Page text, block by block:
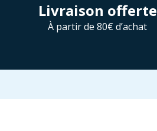
Livraison offerte
À partir de 80€ d’achat